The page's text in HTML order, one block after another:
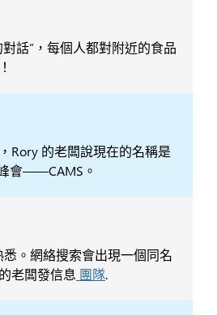
話”，每個人都對附近的食品
Rory 的老闆說現在的名稱是
會——CAMS。
悉。網絡搜索會出現一個同名
老闆發信息 團隊.